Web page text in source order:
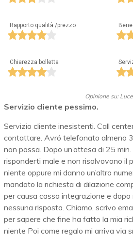
Rapporto qualità /prezzo
Chiarezza bolletta
Opinione su: Luce
Servizio cliente pessimo.
Servizio cliente inesistenti. Call
contattare. Avró telefonato almeno
non passa. Dopo un’attesa di 25
risponderti male e non risolvovono il
niente oppure mi danno un’altro
mandato la richiesta di dilazione
per causa cassa integrazione e dopo
nessuna risposta. Chiamo, scrivo
per sapere che fine ha fatto la mia
niente Poi come regalo mi arriva via